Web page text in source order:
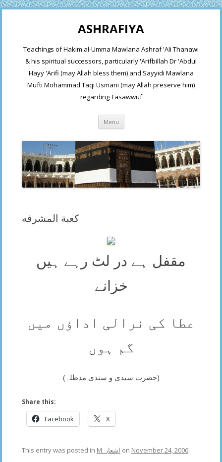
ASHRAFIYA
Teachings of Hakim al-Umma Mawlana Ashraf 'Ali Thanawi
& his spiritual successors, particularly 'Arifbillah Dr 'Abdul
Hayy 'Arifi (may Allah bless them) and Sayyidi Mawlana
Mufti Mohammad Taqi Usmani (may Allah preserve him)
regarding Tasawwuf
Menu Skip
content
كعبة المشرفه
مقفل ہے در لٹ رہے ہیں
خزانے
عطا کی نرالی اداؤں میں
گم ہوں
(حضرت سیدی و سندی مدظلہ)
Share this:
Facebook X
This entry was posted in M. اشعار on November 24, 2006.